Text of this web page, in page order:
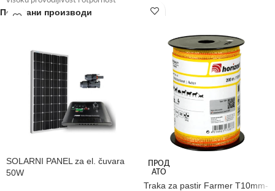
Повезани производи
SOLARNI PANEL za el. čuvara
50W
ПРОД
АТО
Traka za pastir Farmer T10mm-